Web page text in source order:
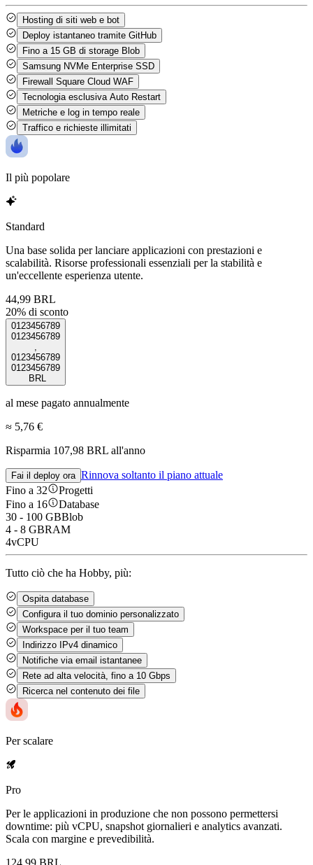
Hosting di siti web e bot
Deploy istantaneo tramite GitHub
Fino a 15 GB di storage Blob
Samsung NVMe Enterprise SSD
Firewall Square Cloud WAF
Tecnologia esclusiva Auto Restart
Metriche e log in tempo reale
Traffico e richieste illimitati
Il più popolare
Standard
Una base solida per lanciare applicazioni con prestazioni e
scalabilità. Risorse professionali essenziali per la stabilità e
un'eccellente esperienza utente.
44,99 BRL
20% di sconto
0123456789
0123456789
,
0123456789
0123456789
BRL
al mese pagato annualmente
≈ 5,76 €
Risparmia 107,98 BRL all'anno
Fai il deploy ora Rinnova soltanto il piano attuale
Fino a 32
Progetti
Fino a 16
Database
30 - 100 GBBlob
4 - 8 GBRAM
4vCPU
Tutto ciò che ha Hobby, più:
Ospita database
Configura il tuo dominio personalizzato
Workspace per il tuo team
Indirizzo
IPv4 dinamico
Notifiche via email istantanee
Rete ad alta velocità, fino a 10 Gbps
Ricerca nel contenuto dei file
Per scalare
Pro
Per le applicazioni in produzione che non possono permettersi
downtime: più vCPU, snapshot giornalieri e analytics avanzati.
Scala con margine e prevedibilità.